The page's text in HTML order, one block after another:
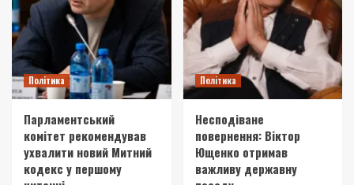
Політика
Парламентський
комітет рекомендував
ухвалити новий Митний
кодекс у першому
Політика
Несподіване
повернення: Віктор
Ющенко отримав
важливу державну